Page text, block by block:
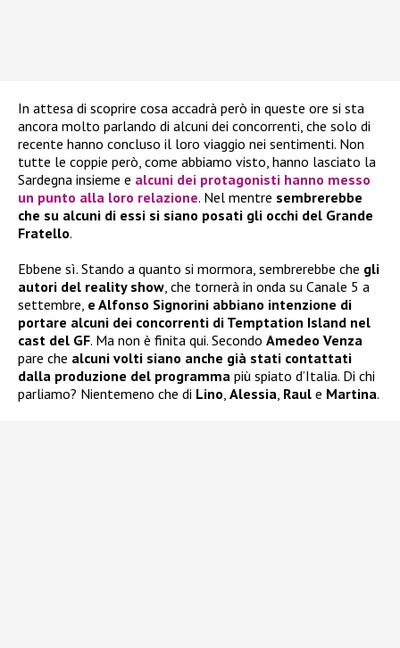
In attesa di scoprire cosa accadrà però in queste ore si sta
ancora molto parlando di alcuni dei concorrenti, che solo di
recente hanno concluso il loro viaggio nei sentimenti. Non
tutte le coppie però, come abbiamo visto, hanno lasciato la
Sardegna insieme e alcuni dei protagonisti hanno messo
un punto alla loro relazione. Nel mentre sembrerebbe
che su alcuni di essi si siano posati gli occhi del Grande
Fratello.
Ebbene sì. Stando a quanto si mormora, sembrerebbe che gli
autori del reality show, che tornerà in onda su Canale 5 a
settembre, e Alfonso Signorini abbiano intenzione di
portare alcuni dei concorrenti di Temptation Island nel
cast del GF. Ma non è finita qui. Secondo Amedeo Venza
pare che alcuni volti siano anche già stati contattati
dalla produzione del programma più spiato d’Italia. Di chi
parliamo? Nientemeno che di Lino, Alessia, Raul e Martina.